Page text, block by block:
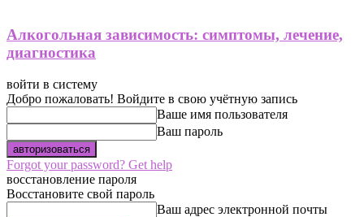
Алкогольная зависимость: симптомы, лечение,
диагностика
войти в систему
Добро пожаловать! Войдите в свою учётную запись
Ваше имя пользователя
Ваш пароль
Forgot your password? Get help
восстановление пароля
Восстановите свой пароль
Ваш адрес электронной почты